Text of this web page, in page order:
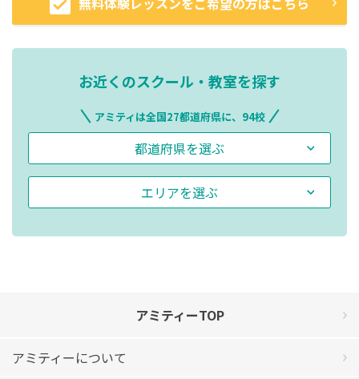
お近くのスクール・教室を探す
アミティは全国27都道府県に、94校
都道府県を選ぶ
エリアを選ぶ
アミティーTOP
アミティーについて